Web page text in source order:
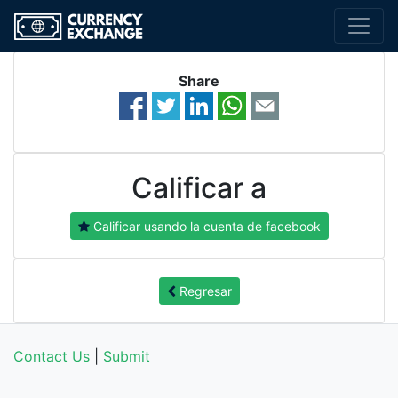
Share
Calificar a
Calificar usando la cuenta de facebook
Regresar
Contact Us Submit